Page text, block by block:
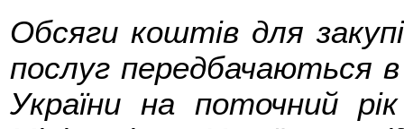
Обсяги коштів для
послуг передбачаються
України на поточний